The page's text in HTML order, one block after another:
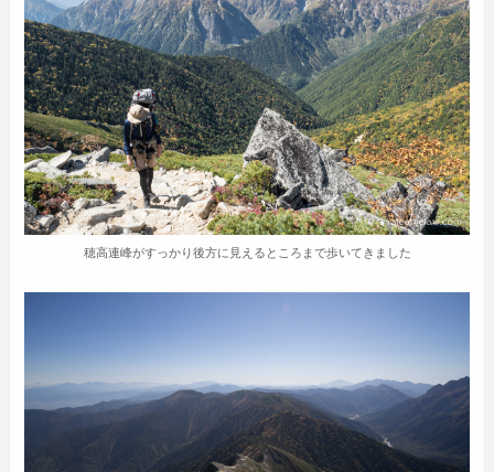
穂高連峰がすっかり後方に見えるところまで歩いてきました